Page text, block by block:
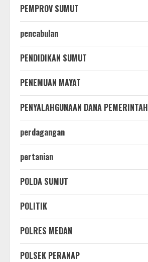
PEMPROV SUMUT
pencabulan
PENDIDIKAN SUMUT
PENEMUAN MAYAT
PENYALAHGUNAAN DANA PEMERINTAH
perdagangan
pertanian
POLDA SUMUT
POLITIK
POLRES MEDAN
POLSEK PERANAP